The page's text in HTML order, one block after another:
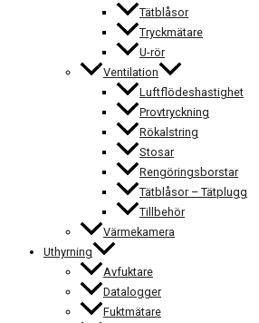
Tätblåsor
Tryckmätare
U-rör
Ventilation
Luftflödeshastighet
Provtryckning
Rökalstring
Stosar
Rengöringsborstar
Tätblåsor – Tätplugg
Tillbehör
Värmekamera
Uthyrning
Avfuktare
Datalogger
Fuktmätare